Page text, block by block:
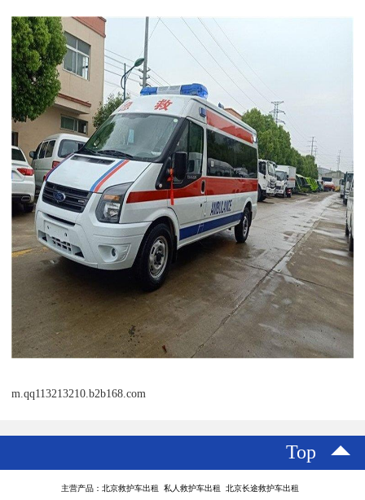
m.qq113213210.b2b168.com
Top
主营产品：北京救护车出租 私人救护车出租 北京长途救护车出租